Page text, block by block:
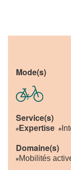
Mode(s)
Service(s)
# Expertise #
Domaine(s)
#Mobilités